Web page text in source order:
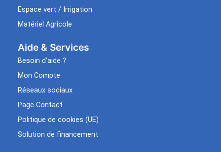
Espace vert / Irrigation
Matériel Agricole
Aide & Services​
Besoin d’aide ?
Mon Compte
Réseaux sociaux
Page Contact
Politique de cookies (UE)
Solution de financement